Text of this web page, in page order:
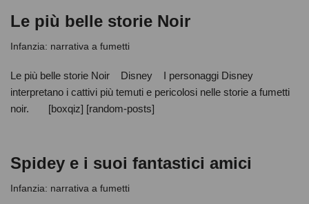
Le più belle storie Noir
Infanzia: narrativa a fumetti
Le più belle storie Noir Disney I personaggi Disney
interpretano i cattivi più temuti e pericolosi nelle storie a fumetti
noir. [boxqiz] [random-posts]
Spidey e i suoi fantastici amici
Infanzia: narrativa a fumetti